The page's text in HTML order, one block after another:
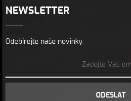
NEWSLETTER
Odebírejte naše novinky
ODESLAT